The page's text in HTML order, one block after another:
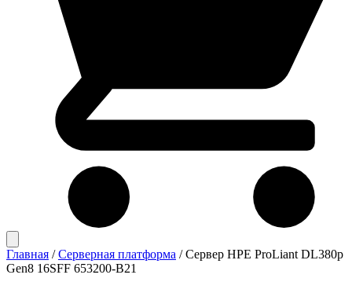
Главная / Серверная платформа / Сервер HPE ProLiant DL380p
Gen8 16SFF 653200-B21